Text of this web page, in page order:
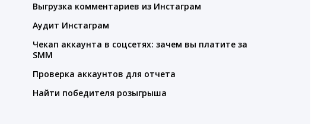
Выгрузка комментариев из Инстаграм
Аудит Инстаграм
Чекап аккаунта в соцсетях: зачем вы платите за
SMM
Проверка аккаунтов для отчета
Найти победителя розыгрыша